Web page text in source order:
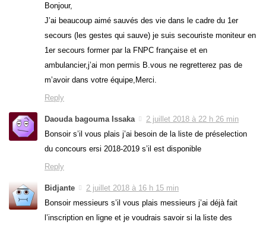
Bonjour,
J’ai beaucoup aimé sauvés des vie dans le cadre du 1er
secours (les gestes qui sauve) je suis secouriste moniteur en
1er secours former par la FNPC française et en
ambulancier,j’ai mon permis B.vous ne regretterez pas de
m’avoir dans votre équipe,Merci.
Reply
Daouda bagouma Issaka
2 juillet 2018 à 22 h 26 min
Bonsoir s’il vous plais j’ai besoin de la liste de préselection
du concours ersi 2018-2019 s’il est disponible
Reply
Bidjante
2 juillet 2018 à 16 h 15 min
Bonsoir messieurs s’il vous plais messieurs j’ai déjà fait
l’inscription en ligne et je voudrais savoir si la liste des